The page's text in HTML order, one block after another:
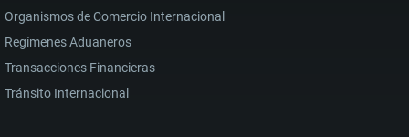
Organismos de Comercio Internacional
Regímenes Aduaneros
Transacciones Financieras
Tránsito Internacional